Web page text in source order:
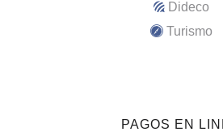
Dideco
Turismo
PAGOS EN